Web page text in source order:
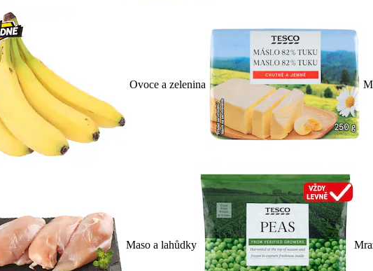
Ovoce a zelenina
Maso a lahůdky